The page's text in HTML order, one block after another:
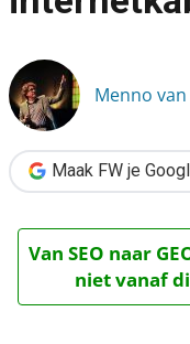
Menno
Maak FW je
Van SEO naar
niet vanaf